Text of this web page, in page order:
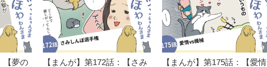
【夢の
【まんが】第172話：【さみ
【まんが】第175話：【愛情